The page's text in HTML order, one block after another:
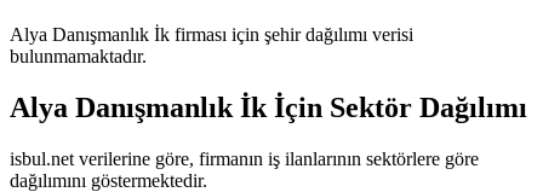
Alya Danışmanlık İk firması için şehir dağılımı verisi
bulunmamaktadır.
Alya Danışmanlık İk İçin Sektör Dağılımı
isbul.net verilerine göre, firmanın iş ilanlarının sektörlere göre
dağılımını göstermektedir.